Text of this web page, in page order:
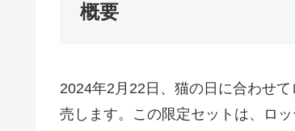
概要
2024年2月22日、猫の日に合わせ
売します。この限定セットは、ロ